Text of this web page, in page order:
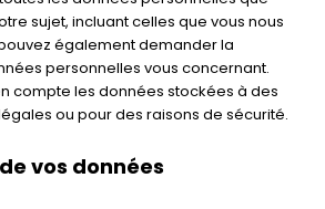
sujet, incluant celles que vous nous
également demander la
personnelles vous concernant.
compte les données stockées à des
ou pour des raisons de sécurité.
vos données